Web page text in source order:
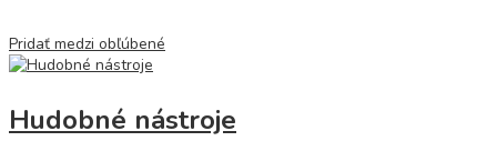
Pridať medzi obľúbené
Hudobné nástroje